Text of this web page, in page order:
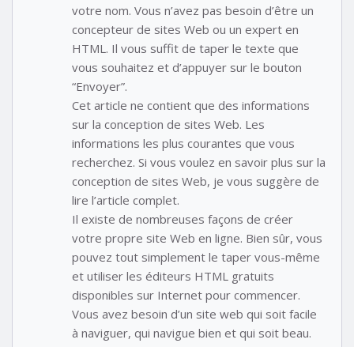
votre nom. Vous n’avez pas besoin d’être un
concepteur de sites Web ou un expert en
HTML. Il vous suffit de taper le texte que
vous souhaitez et d’appuyer sur le bouton
“Envoyer”.
Cet article ne contient que des informations
sur la conception de sites Web. Les
informations les plus courantes que vous
recherchez. Si vous voulez en savoir plus sur la
conception de sites Web, je vous suggère de
lire l’article complet.
Il existe de nombreuses façons de créer
votre propre site Web en ligne. Bien sûr, vous
pouvez tout simplement le taper vous-même
et utiliser les éditeurs HTML gratuits
disponibles sur Internet pour commencer.
Vous avez besoin d’un site web qui soit facile
à naviguer, qui navigue bien et qui soit beau.